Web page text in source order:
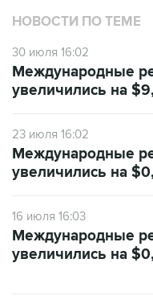
НОВОСТИ ПО ТЕМЕ
30 июля 16:02
Международные
увеличились на
23 июля 16:02
Международные
увеличились на
16 июля 16:03
Международные
увеличились на